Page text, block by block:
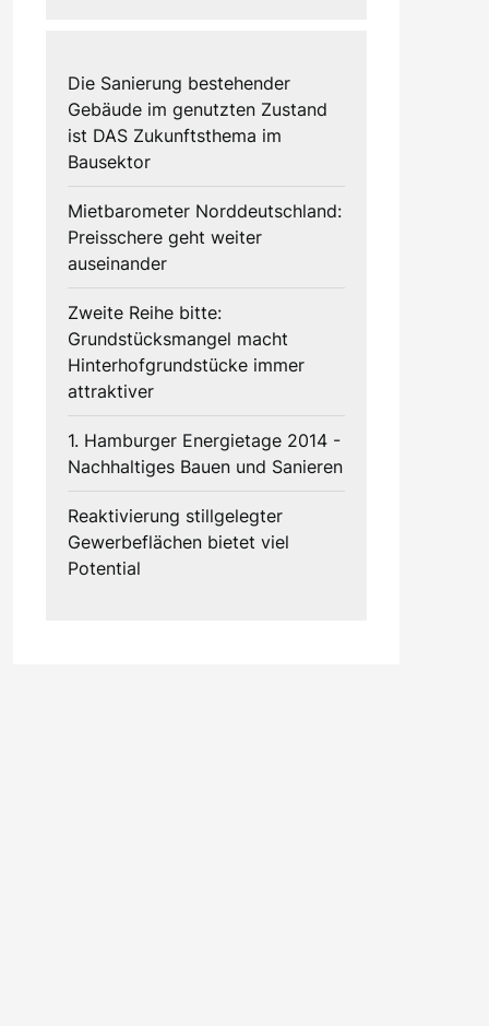
Die Sanierung bestehender
Gebäude im genutzten Zustand
ist DAS Zukunftsthema im
Bausektor
Mietbarometer Norddeutschland:
Preisschere geht weiter
auseinander
Zweite Reihe bitte:
Grundstücksmangel macht
Hinterhofgrundstücke immer
attraktiver
1. Hamburger Energietage 2014 -
Nachhaltiges Bauen und Sanieren
Reaktivierung stillgelegter
Gewerbeflächen bietet viel
Potential